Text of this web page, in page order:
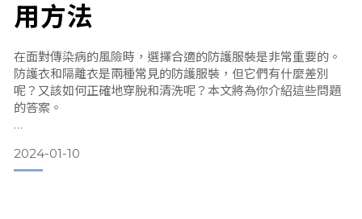
用方法
在面對傳染病的風險時，選擇合適的防護服裝是非常重要的。
防護衣和隔離衣是兩種常見的防護服裝，但它們有什麼差別
呢？又該如何正確地穿脫和清洗呢？本文將為你介紹這些問題
的答案。
1.隔離衣與防護衣的差異
2024-01-10